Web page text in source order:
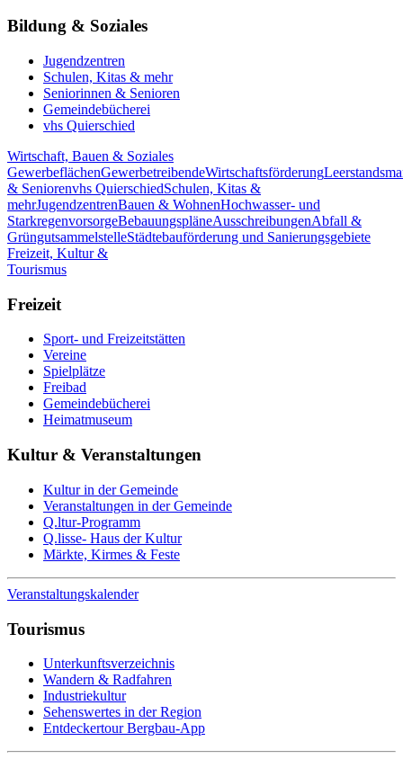
Bildung & Soziales
Jugendzentren
Schulen, Kitas & mehr
Seniorinnen & Senioren
Gemeindebücherei
vhs Quierschied
Wirtschaft, Bauen & Soziales
GewerbeflächenGewerbetreibendeWirtschaftsförderung
& Seniorenvhs QuierschiedSchulen, Kitas &
mehrJugendzentrenBauen & WohnenHochwasser- und
StarkregenvorsorgeBebauungspläneAusschreibungenAbfall &
GrüngutsammelstelleStädtebauförderung und Sanierungsgebiete
Freizeit, Kultur &
Tourismus
Freizeit
Sport- und Freizeitstätten
Vereine
Spielplätze
Freibad
Gemeindebücherei
Heimatmuseum
Kultur & Veranstaltungen
Kultur in der Gemeinde
Veranstaltungen in der Gemeinde
Q.ltur-Programm
Q.lisse- Haus der Kultur
Märkte, Kirmes & Feste
Veranstaltungskalender
Tourismus
Unterkunftsverzeichnis
Wandern & Radfahren
Industriekultur
Sehenswertes in der Region
Entdeckertour Bergbau-App